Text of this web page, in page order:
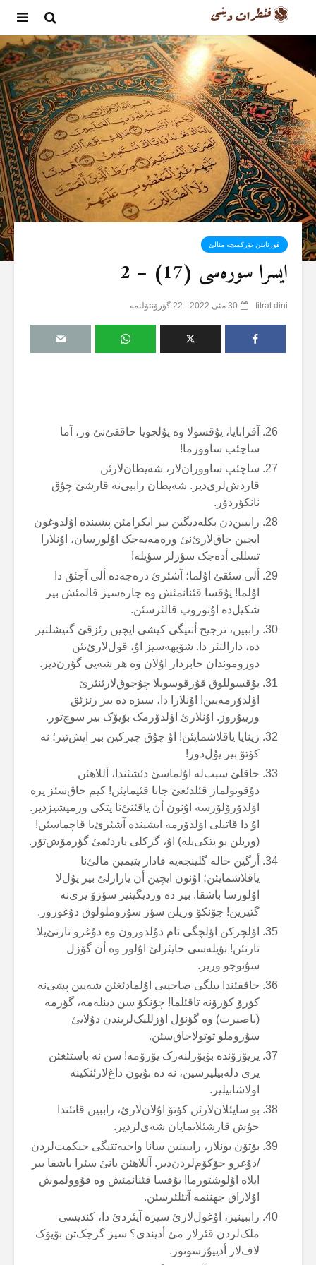
قورئانئن تۆرکمنجە مئالئ
ایسرا سورەسی (17) – 2
fitrat dini 30 مئی 2022 22 گؤرۆنتۆلنمە
آقرابایا، یۇقسولا وە یۇلجویا حاققئ‌نئ ور، آما
ساچئپ ساوورما!
ساچئپ ساووران‌لار، شەیطان‌لارئن
قاردش‌لری‌دیر. شەیطان راببی‌نە قارشئ چۇق
نانکؤردۆر.
راببین‌دن بکلەدیگین بیر ایکرامئن پشیندە اۇلدوغون
ایچین حاق‌لارئ‌نئ ورەمەیەجک اۇلورسان، اۇنلارا
تسللی أدەجک سؤزلر سؤیلە!
ألی سئقئ اۇلما؛ آشئرئ درەجەدە ألی آچئق دا
اۇلما! یۇقسا قئنانمئش وە چارەسیز قالمئش بیر
شکیل‌دە اۇتوروپ قالئرسئن.
راببین، ترجیح أتتیگی کیشی ایچین رئزقئ گنیشلتیر
دە، دارالتئر دا. شۆبهەسیز اۇ، قول‌لارئ‌نئن
دوروموندان حابردار اۇلان وە هر شەیی گؤرن‌دیر.
یۇقسوللوق قۇرقوسویلا چۇجوق‌لارئنئزئ
اؤلدۆرمەیین! اۇنلارا دا، سیزە دە بیز رئزئق
ورییۇروز. اۇنلارئ اؤلدۆرمک بۆیۆک بیر سوچ‌تور.
زینایا یاقلاشمایئن! اۇ چۇق چیرکین بیر ایش‌تیر؛ نە
کؤتۆ بیر یۇل‌دور!
حاقلئ سبب‌لە اۇلماسئ دئشئندا، آللاهئن
دۇقونولماز قئلدئغئ جانا قئیمایئن! کیم حاق‌سئز یرە
اؤلدۆرۆلۆرسە اۇنون أن یاقئنئ‌نا یتکی ورمیشیزدیر.
اۇ دا قاتیلی اؤلدۆرمە ایشیندە آشئرئ‌یا قاچماسئن!
(وریلن بو یتکی‌یلە) اۇ، گرکلی یاردئمئ گؤرمۆش‌تۆر.
أرگین حالە گلینجەیە قادار یتیمین مالئ‌نا
یاقلاشمایئن؛ اۇنون ایچین أن یارارلئ بیر یۇل‌لا
اۇلورسا باشقا. بیر دە وردیگینیز سؤزۆ یری‌نە
گتیرین! چۆنکۆ وریلن سؤز سۇروملولوق دۇغورور.
اؤلچرکن اؤلچگی تام دۇلدورون وە دۇغرو تارتئ‌یلا
تارتئن! بؤیلەسی حایئرلئ اۇلور وە أن گۆزل
سۇنوجو وریر.
حاققئندا بیلگی صاحیبی اۇلمادئغئن شەیین پشی‌نە
کؤرۆ کؤرۆنە تاقئلما! چۆنکۆ سن دینلەمە، گؤرمە
(باصیرت) وە گؤنۆل اؤزللیک‌لریندن دۇلایئ
سۇروملو توتولاجاق‌سئن.
یریۆزۆندە بؤبۆرلنەرک یۆرۆمە! سن نە باستئغئن
یری دلەبیلیرسین، نە دە بۇیون داغ‌لارئنکینە
اولاشابیلیر.
بو سایئلان‌لارئن کؤتۆ اۇلان‌لارئ، راببین قاتئندا
حۇش قارشئلانمایان شەی‌لردیر.
بۆتۆن بونلار، راببینین سانا واحیەتتیگی حیکمت‌لردن
/دۇغرو حۆکۆم‌لردن‌دیر. آللاهئن یانئ سئرا باشقا بیر
ایلاە اۇلوشتورما! یۇقسا قئنانمئش وە قۇوولموش
اۇلاراق جهننمە آتئلئرسئن.
راببینیز، اۇغول‌لارئ سیزە آیئردئ دا، کندیسی
ملک‌لردن قئزلار مئ أدیندی؟ سیز گرچک‌تن بۆیۆک
لاف‌لار أدییۇرسونوز.